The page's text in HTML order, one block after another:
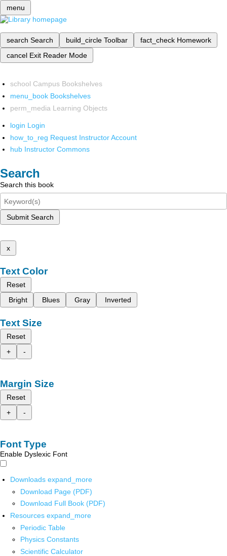
menu
search Search build_circle Toolbar fact_check Homework
cancel Exit Reader Mode
school Campus Bookshelves
menu_book Bookshelves
perm_media Learning Objects
login Login
how_to_reg Request Instructor Account
hub Instructor Commons
Search
Search this book
Submit Search
x
Text Color
Reset
Bright
Blues Gray Inverted
Text Size
Reset
+
-
Margin Size
Reset
+
-
Font Type
Enable Dyslexic Font
Downloads expand_more
Download Page (PDF)
Download Full Book (PDF)
Resources expand_more
Periodic Table
Physics Constants
Scientific Calculator